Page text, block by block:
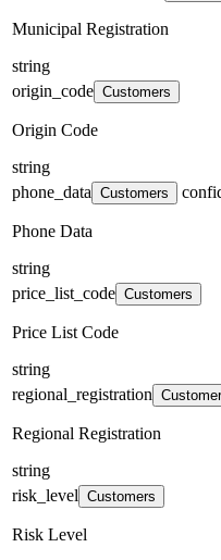
Municipal Registration
string
origin_code Customers
Origin Code
string
phone_data Customers
Phone Data
string
price_list_code Customers
Price List Code
string
regional_registration
Regional Registration
string
risk_level Customers
Risk Level